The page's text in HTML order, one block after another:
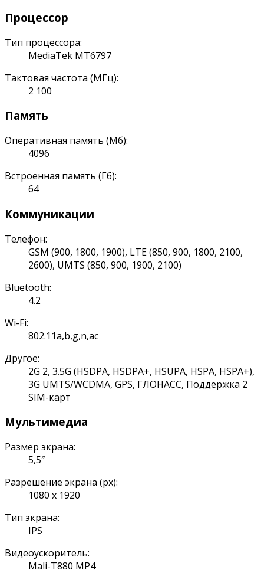
Процессор
Тип процессора:
MediaTek MT6797
Тактовая частота (МГц):
2 100
Память
Оперативная память (Мб):
4096
Встроенная память (Гб):
64
Коммуникации
Телефон:
GSM (900, 1800, 1900), LTE (850, 900, 1800, 2100,
2600), UMTS (850, 900, 1900, 2100)
Bluetooth:
4.2
Wi-Fi:
802.11a,b,g,n,ac
Другое:
2G 2, 3.5G (HSDPA, HSDPA+, HSUPA, HSPA, HSPA+),
3G UMTS/WCDMA, GPS, ГЛОНАСС, Поддержка 2
SIM-карт
Мультимедиа
Размер экрана:
5,5″
Разрешение экрана (px):
1080 x 1920
Тип экрана:
IPS
Видеоускоритель:
Mali-T880 MP4